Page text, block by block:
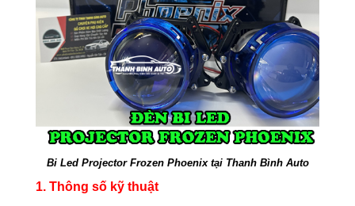
Bi Led Projector Frozen Phoenix tại Thanh Bình Auto
1. Thông số kỹ thuật